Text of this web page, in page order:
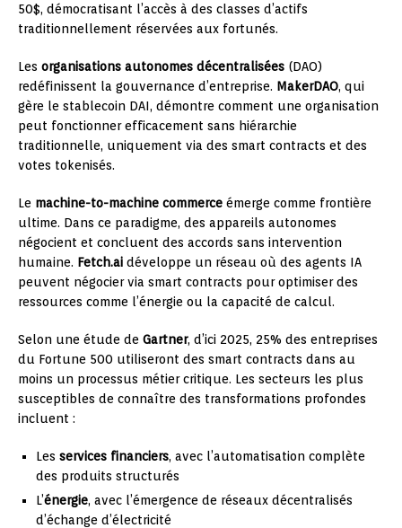
50$, démocratisant l’accès à des classes d’actifs
traditionnellement réservées aux fortunés.
Les organisations autonomes décentralisées (DAO)
redéfinissent la gouvernance d’entreprise. MakerDAO, qui
gère le stablecoin DAI, démontre comment une organisation
peut fonctionner efficacement sans hiérarchie
traditionnelle, uniquement via des smart contracts et des
votes tokenisés.
Le machine-to-machine commerce émerge comme frontière
ultime. Dans ce paradigme, des appareils autonomes
négocient et concluent des accords sans intervention
humaine. Fetch.ai développe un réseau où des agents IA
peuvent négocier via smart contracts pour optimiser des
ressources comme l’énergie ou la capacité de calcul.
Selon une étude de Gartner, d’ici 2025, 25% des entreprises
du Fortune 500 utiliseront des smart contracts dans au
moins un processus métier critique. Les secteurs les plus
susceptibles de connaître des transformations profondes
incluent :
Les services financiers, avec l’automatisation complète
des produits structurés
L’énergie, avec l’émergence de réseaux décentralisés
d’échange d’électricité